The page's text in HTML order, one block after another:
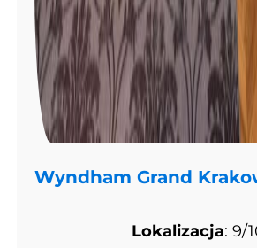
Wyndham Grand
Lokalizacja: 9/